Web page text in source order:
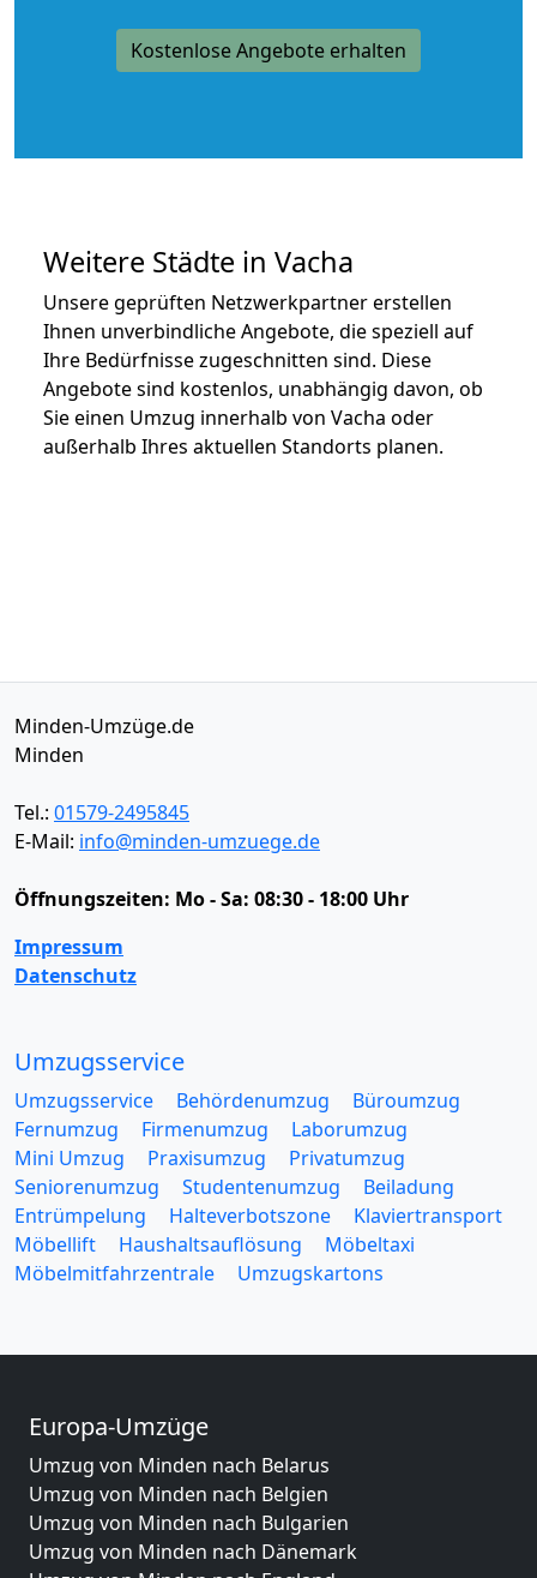
Kostenlose Angebote erhalten
Weitere Städte in Vacha
Unsere geprüften Netzwerkpartner erstellen
Ihnen unverbindliche Angebote, die speziell auf
Ihre Bedürfnisse zugeschnitten sind. Diese
Angebote sind kostenlos, unabhängig davon, ob
Sie einen Umzug innerhalb von Vacha oder
außerhalb Ihres aktuellen Standorts planen.
Minden-Umzüge.de
Minden
Tel.: 01579-2495845
E-Mail: info@minden-umzuege.de
Öffnungszeiten: Mo - Sa: 08:30 - 18:00 Uhr
Impressum
Datenschutz
Umzugsservice
Umzugsservice Behördenumzug
Büroumzug
Fernumzug
Firmenumzug
Laborumzug
Mini Umzug
Praxisumzug
Privatumzug
Seniorenumzug
Studentenumzug
Beiladung
Entrümpelung
Halteverbotszone
Klaviertransport
Möbellift
Haushaltsauflösung
Möbeltaxi
Möbelmitfahrzentrale
Umzugskartons
Europa-Umzüge
Umzug von Minden nach Belarus
Umzug von Minden nach Belgien
Umzug von Minden nach Bulgarien
Umzug von Minden nach Dänemark